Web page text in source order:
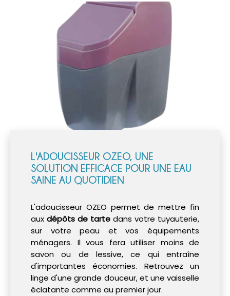
L'ADOUCISSEUR OZEO, UNE
SOLUTION EFFICACE POUR UNE EAU
SAINE AU QUOTIDIEN
L'adoucisseur OZEO permet de mettre fin
aux dépôts de tarte dans votre tuyauterie,
sur votre peau et vos équipements
ménagers. Il vous fera utiliser moins de
savon ou de lessive, ce qui entraîne
d'importantes économies. Retrouvez un
linge d'une grande douceur, et une vaisselle
éclatante comme au premier jour.